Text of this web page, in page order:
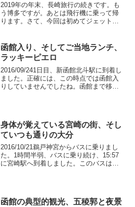
2019年の年末、長崎旅行の続きです。も
う博多ですが。あとは飛行機に乗って帰
ります。さて、今回は初めてジェットス
いうものがどんな感じか体験してみたか
ったのです。チェ...
函館入り、そしてご当地ランチ、
ラッキーピエロ
2016/09/241日目、新函館北斗駅に到着し
ました。正確には、この時点では函館入
りしていませんでしたね。函館まで移動
身体が覚えている宮崎の街、そし
ていつも通りの大分
2016/10/21鵜戸神宮からバスに乗りまし
た。1時間半弱、バスに乗り続け、15:57
に宮崎駅へ到着しました。このバスは飫
ら、さほ...
函館の典型的観光、五稜郭と夜景